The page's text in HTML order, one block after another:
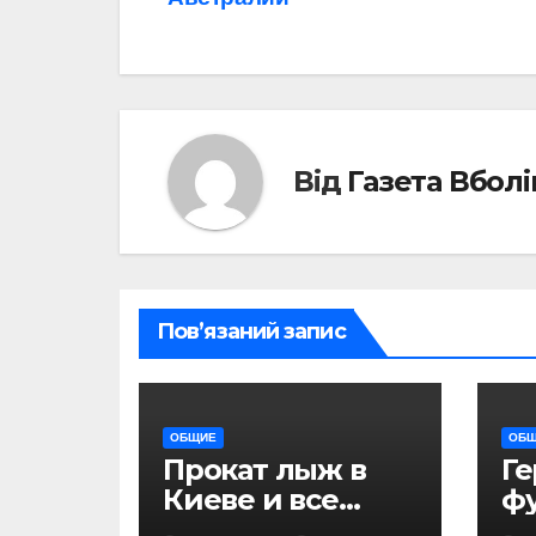
записів
Від Газета
Пов’язаний запис
ОБЩИЕ
Прокат лыж в
Киеве и все
необходимые